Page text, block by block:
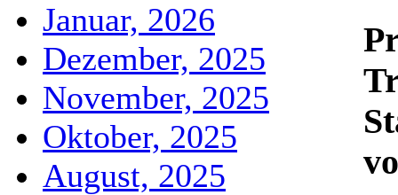
Januar, 2026
Dezember, 2025
November, 2025
Oktober, 2025
August, 2025